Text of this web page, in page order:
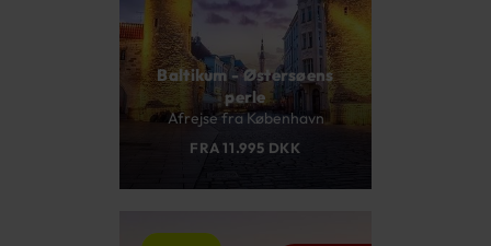
Baltikum - Østersøens
perle
Afrejse fra København
FRA 11.995 DKK